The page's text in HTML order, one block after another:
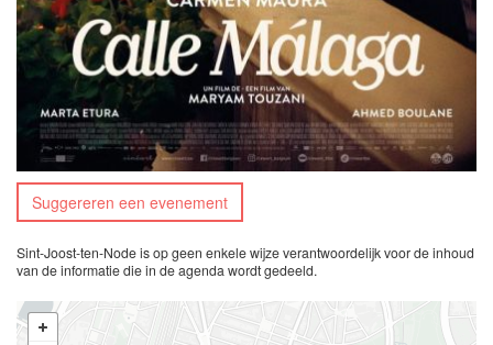
Suggereren een evenement
Sint-Joost-ten-Node is op geen enkele wijze verantwoordelijk voor de inhoud
van de informatie die in de agenda wordt gedeeld.